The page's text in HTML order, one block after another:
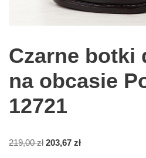
Czarne botki
na obcasie
12721
219,00zł 203,67 zł